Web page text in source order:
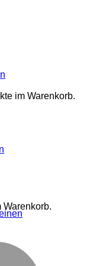
im Warenkorb.
Warenkorb.